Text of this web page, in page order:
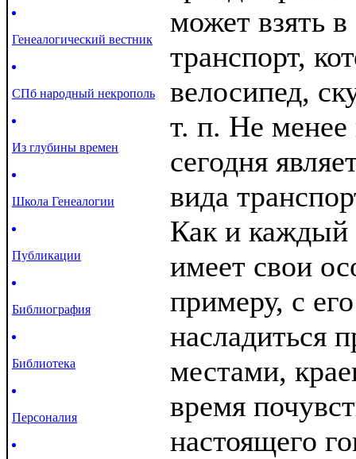
Генеалогический вестник
СПб народный некрополь
Из глубины времен
Школа Генеалогии
Публикации
Библиография
Библиотека
Персоналия
может взять
транспорт,
велосипед,
т. п. Не
сегодня
вида
Как и каждый
имеет свои
примеру, с
насладиться
местами,
время
настоящего